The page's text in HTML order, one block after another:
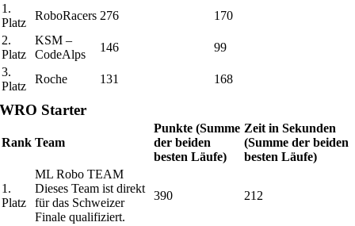
1.
Platz
RoboRacers 276
170
2.
Platz
KSM –
CodeAlps
146
99
3.
Platz
Roche 131 168
WRO Starter
Rank Team
Punkte (Summe
der beiden
besten Läufe)
Zeit in Sekunden
(Summe der beiden
besten Läufe)
1.
Platz
ML Robo TEAM
Dieses Team ist direkt
für das Schweizer
Finale qualifiziert.
390 212